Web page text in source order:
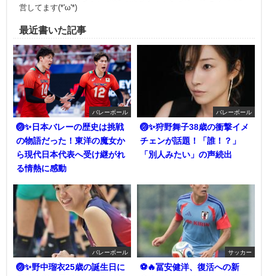
営してます(*'ω'*)
最近書いた記事
バレーボール
🏐✨日本バレーの歴史は挑戦
の物語だった！東洋の魔女か
ら現代日本代表へ受け継がれ
る情熱に感動
バレーボール
🏐✨狩野舞子38歳の衝撃イメ
チェンが話題！「誰！？」
「別人みたい」の声続出
バレーボール
🏐✨野中瑠衣25歳の誕生日に
サッカー
⚽🔥冨安健洋、復活への新